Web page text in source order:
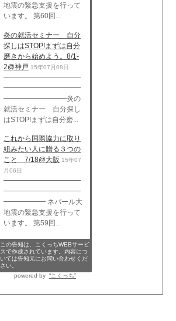
地震の緊急支援を行って
います。 第60回...
炎の就活セミナー 自分
探しはSTOP!まずは自分
磨きから始めよう。8/1-
2@神戸 15年07月08日
━━━━━━━━━━━
━━━━━━━━━━━
━━━━━━━━━炎の
就活セミナー 自分探し
はSTOP!まずは自分磨...
これから国際協力に取り
組みたい人に贈る３つの
こと 7/18@大阪 15年07
月06日
━━━━━━━━━━━
━━━━━━━━━━━
━━━━━━ ネパール大
地震の緊急支援を行って
います。 第59回...
この告知は、こくっちWEBサービ
スで作成されています。内容につ
いては告知元にお問い合わせくだ
さい。
powered by “こくっち”